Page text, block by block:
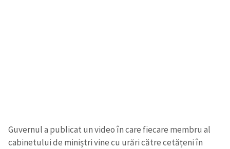
Guvernul a publicat un video în care fiecare membru al
cabinetului de miniștri vine cu urări către cetățeni în